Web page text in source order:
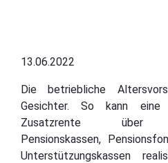
13.06.2022
Die betriebliche
Gesichter. So kann eine
Zusatzrente über
Pensionskassen,
Unterstützungskassen